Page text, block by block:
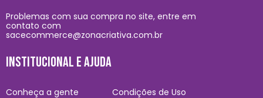
Problemas com sua compra no site, entre em
contato com
sacecommerce@zonacriativa.com.br
INSTITUCIONAL E AJUDA
Conheça a gente Condições de Uso